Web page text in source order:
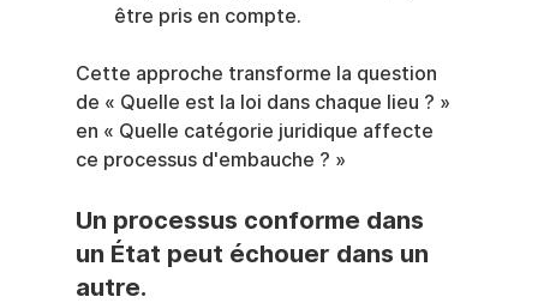
être pris en compte.
Cette approche transforme la question
de « Quelle est la loi dans chaque lieu ? »
en « Quelle catégorie juridique affecte
ce processus d'embauche ? »
Un processus conforme dans
un État peut échouer dans un
autre.